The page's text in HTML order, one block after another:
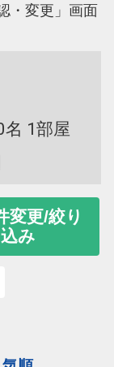
・変更」画面
名 1部屋
変更/絞り
込み